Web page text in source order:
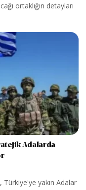
ortaklığın detayları
Adalarda
Türkiye'ye yakın Adalar